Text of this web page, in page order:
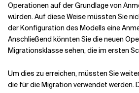
Operationen auf der Grundlage von
würden. Auf diese Weise müssten Sie
der Konfiguration des Modells eine
Anschließend könnten Sie die neuen
Migrationsklasse sehen, die im ersten
Um dies zu erreichen, müssten Sie
die für die Migration verwendet werden.